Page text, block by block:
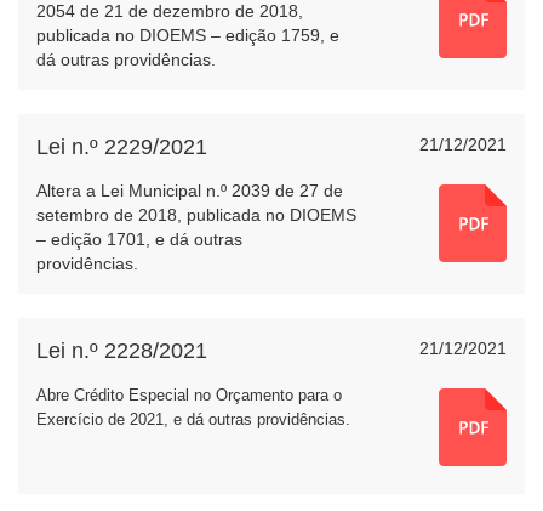
2054 de 21 de dezembro de 2018,
publicada no DIOEMS – edição 1759, e
dá outras providências.
21/12/2021
Lei n.º 2229/2021
Altera a Lei Municipal n.º 2039 de 27 de
setembro de 2018, publicada no DIOEMS
– edição 1701, e dá outras
providências.
21/12/2021
Lei n.º 2228/2021
Abre Crédito Especial no Orçamento para o
Exercício de 2021, e dá outras providências.